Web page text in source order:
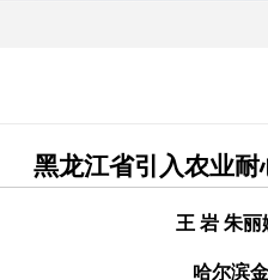
黑龙江省引入农业
王 岩 朱丽
哈尔滨